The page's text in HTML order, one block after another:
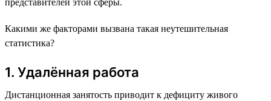
Какими же факторами вызвана такая неутешительная
статистика?
1. Удалённая работа
Дистанционная занятость приводит к дефициту живого